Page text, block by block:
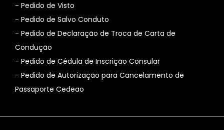
- Pedido de Visto
- Pedido de Salvo Conduto
- Pedido de Declaração de Troca de Carta de
Condução
- Pedido de Cédula de Inscrição Consular
- Pedido de Autorização para Cancelamento de
Passaporte Cedeao